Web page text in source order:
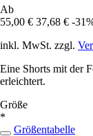
Ab
55,00 € 37,68 € -
inkl. MwSt. zzgl.
Eine Shorts mit der
erleichtert.
Größe
*
Größentabelle